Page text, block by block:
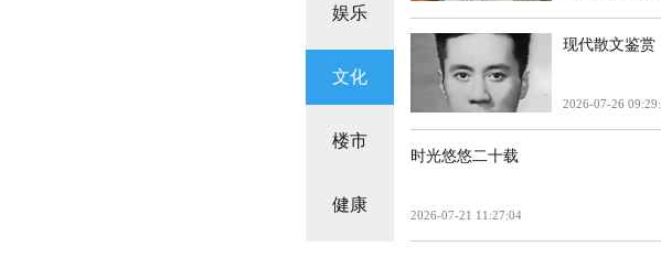
娱乐
文化
楼市
健康
现代散文鉴赏
2026-07-26
时光悠悠二十载
2026-07-21 11:27:04